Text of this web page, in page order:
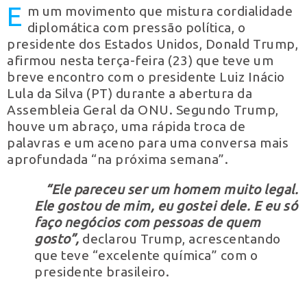
E m um movimento que mistura cordialidade
diplomática com pressão política, o
presidente dos Estados Unidos, Donald Trump,
afirmou nesta terça-feira (23) que teve um
breve encontro com o presidente Luiz Inácio
Lula da Silva (PT) durante a abertura da
Assembleia Geral da ONU. Segundo Trump,
houve um abraço, uma rápida troca de
palavras e um aceno para uma conversa mais
aprofundada “na próxima semana”.
“Ele pareceu ser um homem muito legal.
Ele gostou de mim, eu gostei dele. E eu só
faço negócios com pessoas de quem
gosto”, declarou Trump, acrescentando
que teve “excelente química” com o
presidente brasileiro.